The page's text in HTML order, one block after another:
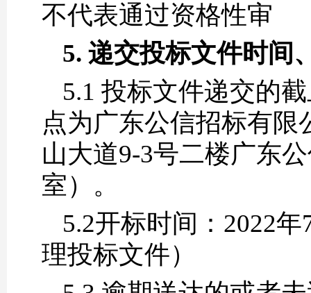
不代表通过资格性审
5. 递交投标文件时间
5.1 投标文件递交的
点为广东公信招标有
山大道9-3号二楼广东
室）。
5.2开标时间：2022
理投标文件）